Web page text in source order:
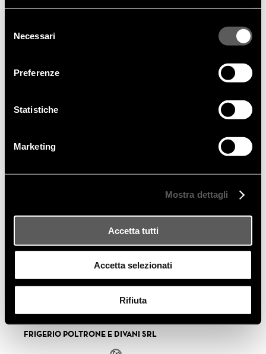
delNecessari
Preferenze
Statistiche
Marketing
Mostra dettagli
Accetta tutti
Accetta selezionati
Rifiuta
FRIGERIO POLTRONE E DIVANI SRL